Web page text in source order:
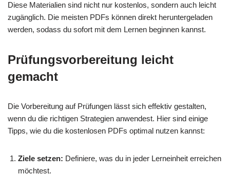
Diese Materialien sind nicht nur kostenlos, sondern auch leicht
zugänglich. Die meisten PDFs können direkt heruntergeladen
werden, sodass du sofort mit dem Lernen beginnen kannst.
Prüfungsvorbereitung leicht
gemacht
Die Vorbereitung auf Prüfungen lässt sich effektiv gestalten,
wenn du die richtigen Strategien anwendest. Hier sind einige
Tipps, wie du die kostenlosen PDFs optimal nutzen kannst:
Ziele setzen: Definiere, was du in jeder Lerneinheit erreichen
möchtest.